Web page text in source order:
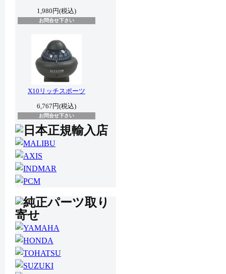
1,980円(税込)
お問合せ下さい
X10リッチスポーツ
6,767円(税込)
お問合せ下さい